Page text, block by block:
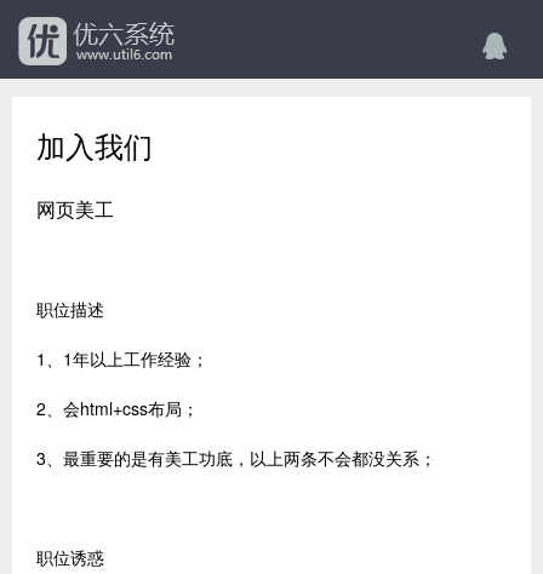
加入我们
网页美工
职位描述
1、1年以上工作经验；
2、会html+css布局；
3、最重要的是有美工功底，以上两条不会都没关系；
职位诱惑